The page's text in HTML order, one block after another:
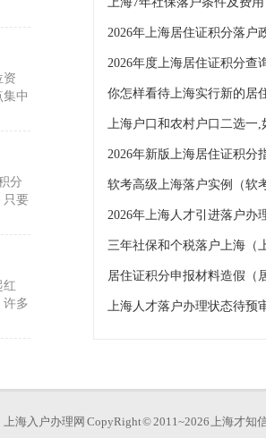
资
中
分
只要
红
许多
2026年度上海居住证积分查
你怎样看待上海实行新的居
2026年新版上海居住证积分
软考高级上海落户实例（软
三年社保和个税落户上海（
居住证积分申报材料造假（
上海人才落户办理状态待预
上海入户办理网 CopyRight © 2011~2026 上海才知